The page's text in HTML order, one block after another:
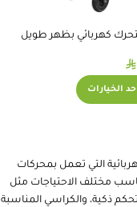
كهربائي بظهر طويل
⃁
الخيارات
التي تعمل بمحركات
مختلف الاحتياجات مثل
ذكية، والكراسي المناسبة